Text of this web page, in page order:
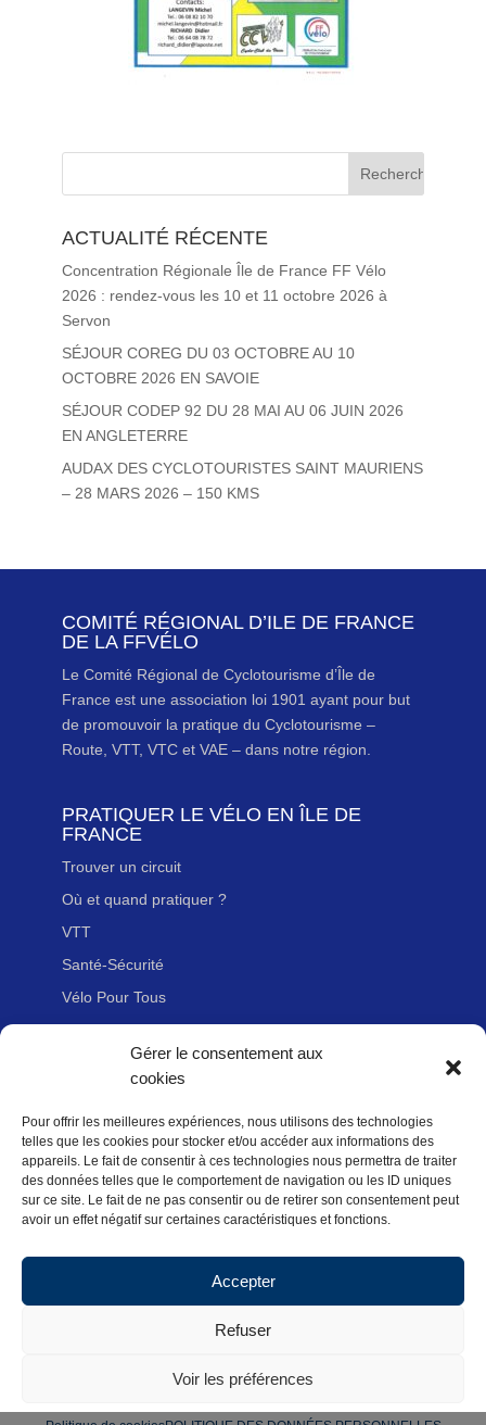
Gérer le consentement aux
cookies
Pour offrir les meilleures expériences, nous utilisons des technologies
telles que les cookies pour stocker et/ou accéder aux informations des
appareils. Le fait de consentir à ces technologies nous permettra de traiter
des données telles que le comportement de navigation ou les ID uniques
sur ce site. Le fait de ne pas consentir ou de retirer son consentement peut
avoir un effet négatif sur certaines caractéristiques et fonctions.
Accepter
Refuser
Voir les préférences
ACTUALITÉ RÉCENTE
Concentration Régionale Île de France FF Vélo
2026 : rendez-vous les 10 et 11 octobre 2026 à
Servon
SÉJOUR COREG DU 03 OCTOBRE AU 10
OCTOBRE 2026 EN SAVOIE
SÉJOUR CODEP 92 DU 28 MAI AU 06 JUIN 2026
EN ANGLETERRE
AUDAX DES CYCLOTOURISTES SAINT MAURIENS
– 28 MARS 2026 – 150 KMS
COMITÉ RÉGIONAL D’ILE DE FRANCE
DE LA FFVÉLO
Le Comité Régional de Cyclotourisme d’Île de
France est une association loi 1901 ayant pour but
de promouvoir la pratique du Cyclotourisme –
Route, VTT, VTC et VAE – dans notre région.
PRATIQUER LE VÉLO EN ÎLE DE
FRANCE
Trouver un circuit
Où et quand pratiquer ?
VTT
Santé-Sécurité
Vélo Pour Tous
LIENS UTILES
Adhérer à la Fédération Française de Cyclotourisme
Newsletter de la Fédération Française de
Cyclotourisme
Mentions légales
Politique des données personnelles
Politique de cookies (UE)